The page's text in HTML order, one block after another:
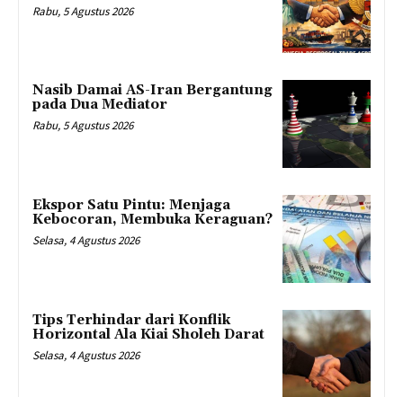
Rabu, 5 Agustus 2026
Nasib Damai AS-Iran Bergantung
pada Dua Mediator
Rabu, 5 Agustus 2026
Ekspor Satu Pintu: Menjaga
Kebocoran, Membuka Keraguan?
Selasa, 4 Agustus 2026
Tips Terhindar dari Konflik
Horizontal Ala Kiai Sholeh Darat
Selasa, 4 Agustus 2026